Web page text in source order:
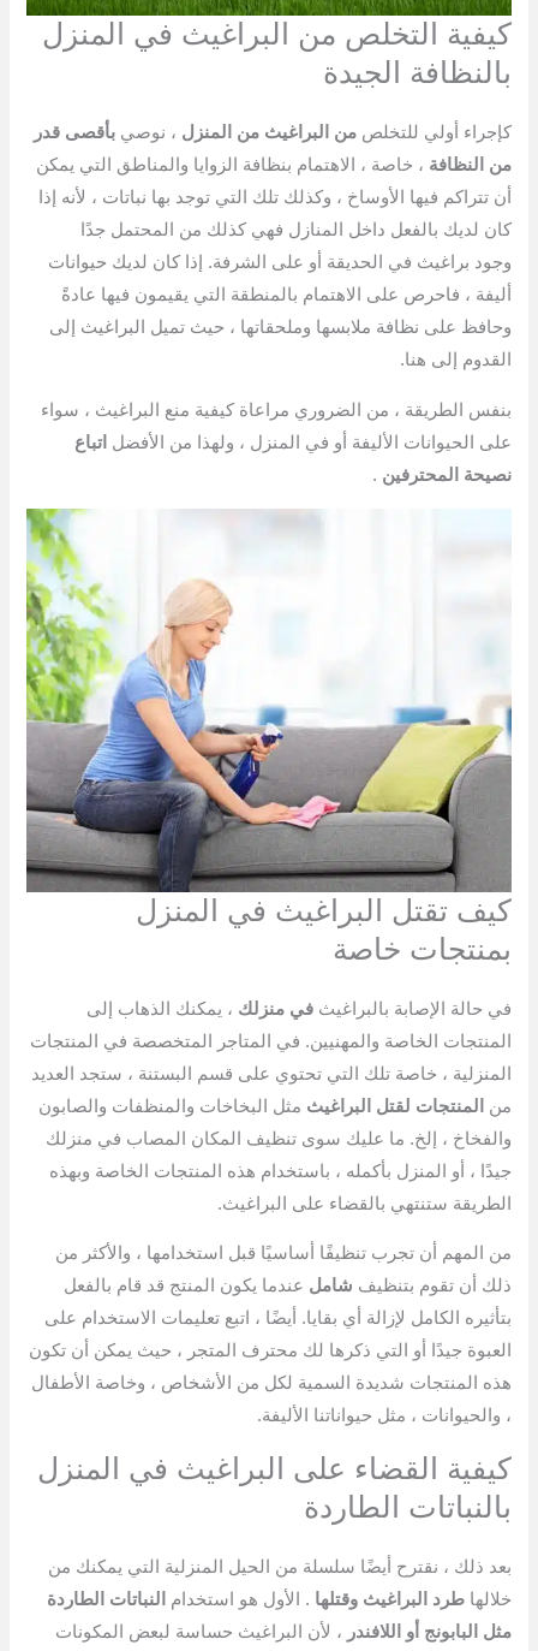
كيفية التخلص من البراغيث في المنزل
بالنظافة الجيدة
كإجراء أولي للتخلصمن البراغيث من المنزل ، نوصيبأقصى قدر
من النظافة ، خاصة ، الاهتمام بنظافة الزوايا والمناطق التي يمكن
أن تتراكم فيها الأوساخ ، وكذلك تلك التي توجد بها نباتات ، لأنه إذا
كان لديك بالفعل داخل المنازل فهي كذلك من المحتمل جدًا
وجود براغيث في الحديقة أو على الشرفة. إذا كان لديك حيوانات
أليفة ، فاحرص على الاهتمام بالمنطقة التي يقيمون فيها عادةً
وحافظ على نظافة ملابسها وملحقاتها ، حيث تميل البراغيث إلى
القدوم إلى هنا.
بنفس الطريقة ، من الضروري مراعاة كيفية منع البراغيث ، سواء
على الحيوانات الأليفة أو في المنزل ، ولهذا من الأفضل اتباع
نصيحة المحترفين .
كيف تقتل البراغيث في المنزل
بمنتجات خاصة
في حالة الإصابة بالبراغيثفي منزلك ، يمكنك الذهاب إلى
المنتجات الخاصة والمهنيين. في المتاجر المتخصصة في المنتجات
المنزلية ، خاصة تلك التي تحتوي على قسم البستنة ، ستجد العديد
من
المنتجات لقتل البراغيث مثل البخاخات والمنظفات والصابون
والفخاخ ، إلخ. ما عليك سوى تنظيف المكان المصاب في منزلك
جيدًا ، أو المنزل بأكمله ، باستخدام هذه المنتجات الخاصة وبهذه
الطريقة ستنتهي بالقضاء على البراغيث.
من المهم أن تجرب تنظيفًا أساسيًا قبل استخدامها ، والأكثر من
ذلك أن تقوم بتنظيف شامل عندما يكون المنتج قد قام بالفعل
بتأثيره الكامل لإزالة أي بقايا. أيضًا ، اتبع تعليمات الاستخدام على
العبوة جيدًا أو التي ذكرها لك محترف المتجر ، حيث يمكن أن تكون
هذه المنتجات شديدة السمية لكل من الأشخاص ، وخاصة الأطفال
، والحيوانات ، مثل حيواناتنا الأليفة.
كيفية القضاء على البراغيث في المنزل
بالنباتات الطاردة
بعد ذلك ، نقترح أيضًا سلسلة من الحيل المنزلية التي يمكنك من
خلالهاطرد البراغيث وقتلها . الأول هو استخدام
النباتات الطاردة
مثل البابونج أو اللافندر ، لأن البراغيث حساسة لبعض المكونات